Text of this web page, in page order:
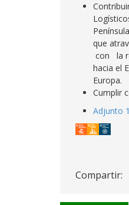
que
con la
hacia el
Europa.
Cumplir
Adjunto
Compartir: